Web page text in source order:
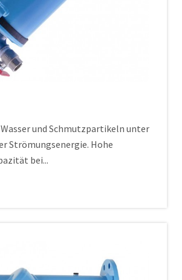
und Schmutzpartikeln unter
Strömungsenergie. Hohe
bei...